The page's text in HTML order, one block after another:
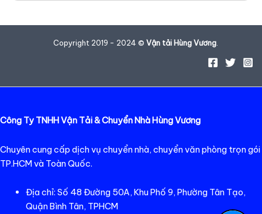
Copyright 2019 - 2024 © Vận tải Hùng Vương.
Công Ty TNHH Vận Tải & Chuyển Nhà Hùng Vương
Chuyên cung cấp dịch vụ chuyển nhà, chuyển văn phòng trọn gói
TP.HCM và Toàn Quốc.
Địa chỉ: Số 48 Đường 50A, Khu Phố 9, Phường Tân Tạo,
Quận Bình Tân, TPHCM